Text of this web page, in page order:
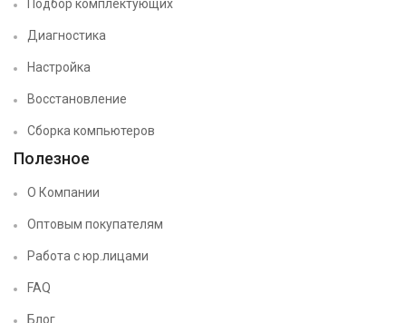
Подбор комплектующих
Диагностика
Настройка
Восстановление
Сборка компьютеров
Полезное
О Компании
Оптовым покупателям
Работа с юр.лицами
FAQ
Блог